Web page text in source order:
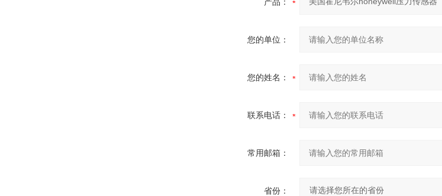
您的单位：
您的姓名：
联系电话：
常用邮箱：
省份：